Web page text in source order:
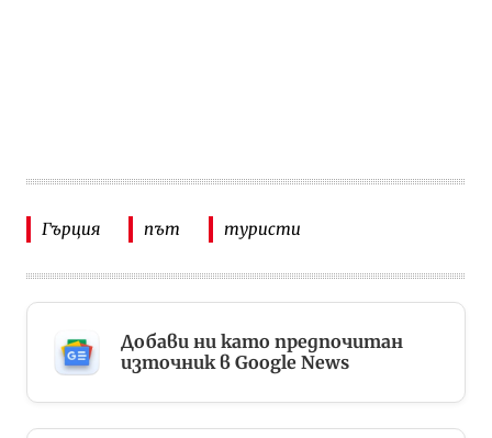
Гърция път туристи
Добави ни като предпочитан
източник в Google News